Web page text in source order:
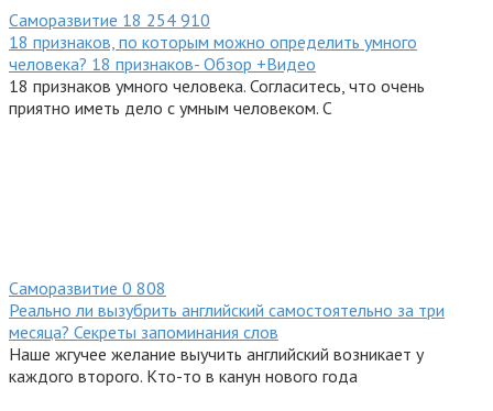
Саморазвитие 18 254 910
18 признаков, по которым можно определить умного
человека? 18 признаков- Обзор +Видео
18 признаков умного человека. Согласитесь, что очень
приятно иметь дело с умным человеком. С
Саморазвитие 0 808
Реально ли вызубрить английский самостоятельно за три
месяца? Секреты запоминания слов
Наше жгучее желание выучить английский возникает у
каждого второго. Кто-то в канун нового года